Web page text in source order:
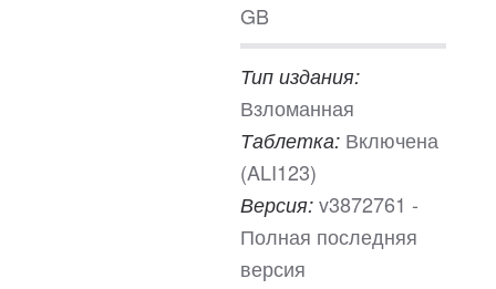
GB
Тип издания:
Взломанная
Таблетка: Включена
(ALI123)
Версия: v3872761 -
Полная последняя
версия